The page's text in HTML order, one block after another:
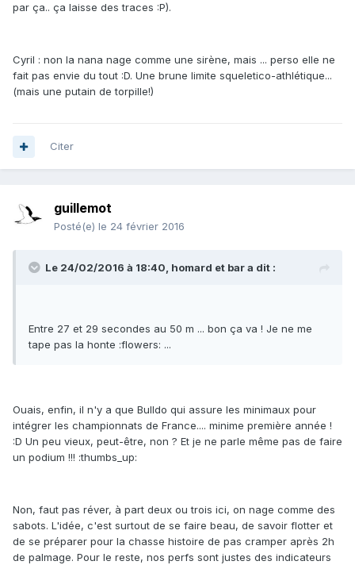
par ça.. ça laisse des traces :P).
Cyril : non la nana nage comme une sirène, mais ... perso elle ne
fait pas envie du tout :D. Une brune limite squeletico-athlétique...
(mais une putain de torpille!)
Citer
guillemot
Posté(e) le 24 février 2016
Le 24/02/2016 à 18:40, homard et bar a dit :
Entre 27 et 29 secondes au 50 m ... bon ça va ! Je ne me
tape pas la honte :flowers: ...
Ouais, enfin, il n'y a que Bulldo qui assure les minimaux pour
intégrer les championnats de France.... minime première année !
:D Un peu vieux, peut-être, non ? Et je ne parle même pas de faire
un podium !!! :thumbs_up:
Non, faut pas réver, à part deux ou trois ici, on nage comme des
sabots. L'idée, c'est surtout de se faire beau, de savoir flotter et
de se préparer pour la chasse histoire de pas cramper après 2h
de palmage. Pour le reste, nos perfs sont justes des indicateurs